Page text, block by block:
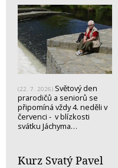
(22. 7. 2026) Světový den
prarodičů a seniorů se
připomíná vždy 4. neděli v
červenci - v blízkosti
svátku Jáchyma…
Kurz Svatý Pavel